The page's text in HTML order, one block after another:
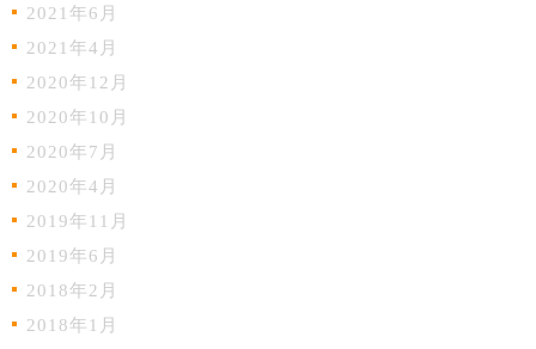
2021年6月
2021年4月
2020年12月
2020年10月
2020年7月
2020年4月
2019年11月
2019年6月
2018年2月
2018年1月